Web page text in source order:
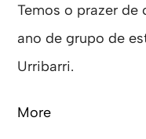
Temos o prazer
ano de grupo de
Urribarri.
More